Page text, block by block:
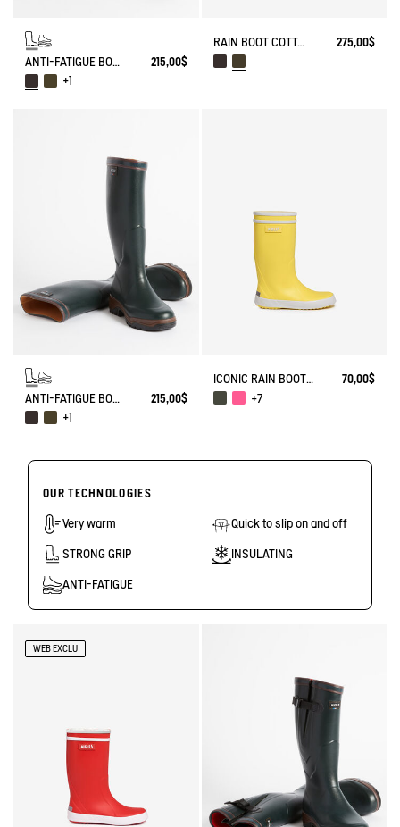
ANTI-FATIGUE BOOT PARCOURS 2.0
215,00$
+1
RAIN BOOT COTTAGE COUNTRY-CLUB STYLE 275,00$
ANTI-FATIGUE BOOT PARCOURS 2.0
215,00$
+1
ICONIC RAIN BOOT LOLLY POP
70,00$
+7
OUR TECHNOLOGIES
Very warm Quick to slip on and off
STRONG GRIP INSULATING
ANTI-FATIGUE
WEB EXCLU